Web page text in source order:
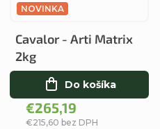
NOVINKA
Cavalor - Arti Matrix
2kg
€215,60 bez DPH
€265,19
Do košíka